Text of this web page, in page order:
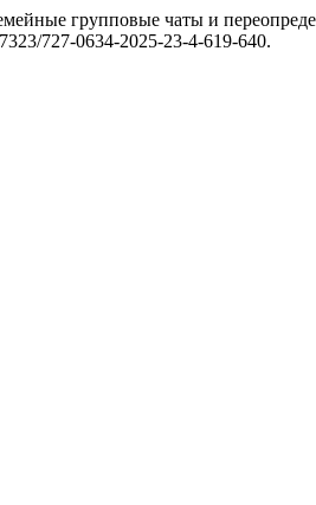
групповые чаты и
727-0634-2025-23-4-619-640.